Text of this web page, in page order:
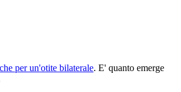
per un'otite bilaterale. E' quanto emerge